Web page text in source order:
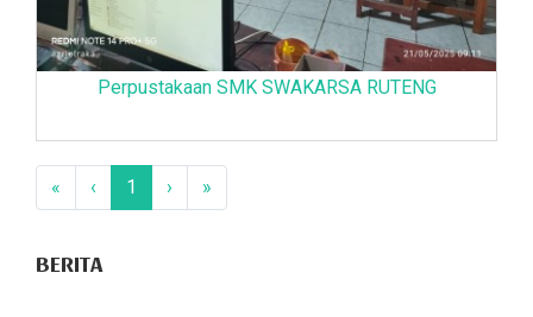
Perpustakaan SMK SWAKARSA RUTENG
« ‹ 1 › »
BERITA